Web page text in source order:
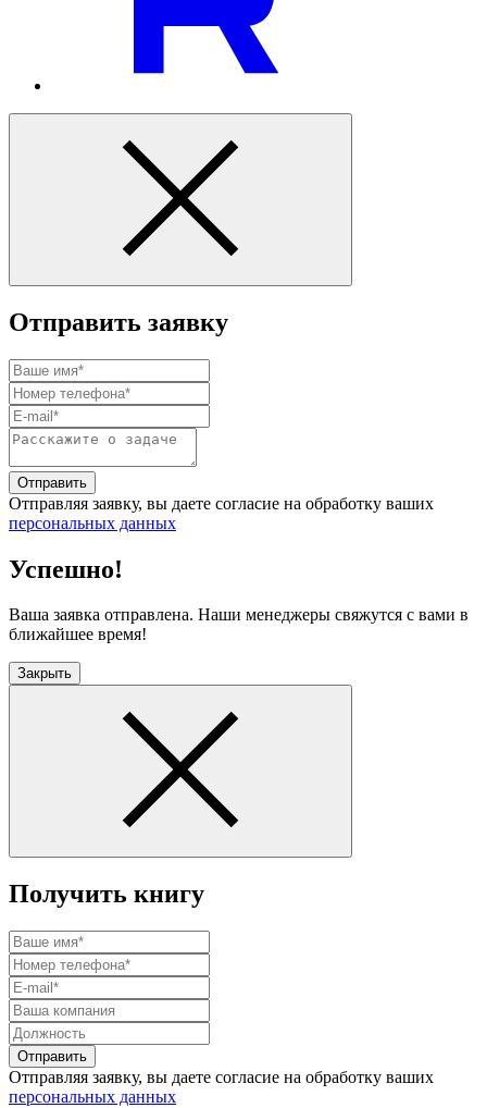
Отправить заявку
Отправить
Отправляя заявку, вы даете согласие на обработку ваших
персональных данных
Успешно!
Ваша заявка отправлена. Наши менеджеры свяжутся с вами в
ближайшее время!
Закрыть
Получить книгу
Отправить
Отправляя заявку, вы даете согласие на обработку ваших
персональных данных